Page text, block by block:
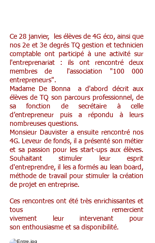
Ce 28 janvier, les élèves de 4G éco, ainsi que
nos 2e et 3e degrés TQ gestion et technicien
comptable ont participé à une activité sur
l'entreprenariat : ils ont rencontré deux
membres de l'association "100 000
entrepreneurs".
Madame De Bonna a d'abord décrit aux
élèves de TQ son parcours professionnel, de
sa fonction de secrétaire à celle
d’entrepreneur puis a répondu à leurs
nombreuses questions.
Monsieur Dauvister a ensuite rencontré nos
4G. Leveur de fonds, il a présenté son métier
et sa passion pour les start-ups aux élèves.
Souhaitant stimuler leur esprit
d'entreprendre, il les a formés au lean board,
méthode de travail pour stimuler la création
de projet en entreprise.
Ces rencontres ont été très enrichissantes et
tous remercient
vivement leur intervenant pour
son enthousiasme et sa disponibilité.